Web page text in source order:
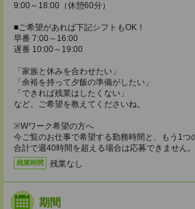
9:00～18:00（休憩60分）
■ご希望があれば下記シフトもOK！
早番 7:00～16:00
遅番 10:00～19:00
「家族と休みを合わせたい」
「余裕を持って夕飯の準備がしたい」
「できれば残業はしたくない」
など、ご希望を教えてくださいね。
※Wワーク希望の方へ
今ご覧のお仕事で希望する勤務時間と、もう1つ
合計で週40時間を超える場合は応募できません。
残業時間 残業なし
期間